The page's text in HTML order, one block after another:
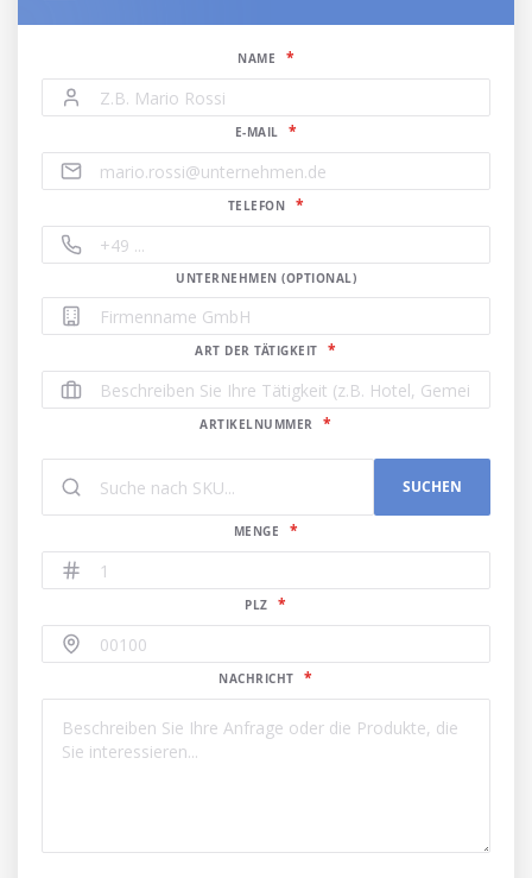
NAME
E-MAIL
TELEFON
UNTERNEHMEN (OPTIONAL)
ART DER TÄTIGKEIT
ARTIKELNUMMER
SUCHEN
MENGE
PLZ
NACHRICHT